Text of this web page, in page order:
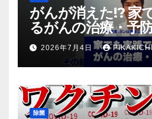
がんが消えた!? 家
るがんの治療・予
2026年7月4日
除菌